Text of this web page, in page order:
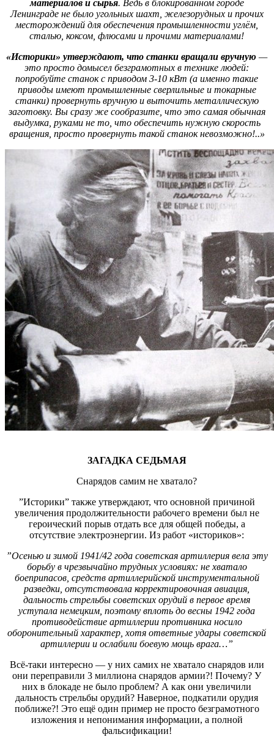
материалов и сырья. Ведь в блокированном городе
Ленинграде не было угольных шахт, железорудных и прочих
месторождений для обеспечения промышленности углём,
сталью, коксом, флюсами и прочими материалами!
«Историки» утверждают, что станки вращали вручную —
это просто домысел безграмотных в технике людей:
попробуйте станок с приводом 3-10 кВт (а именно такие
приводы имеют промышленные сверлильные и токарные
станки) провернуть вручную и выточить металлическую
заготовку. Вы сразу же сообразите, что это самая обычная
выдумка, руками не то, что обеспечить нужную скорость
вращения, просто провернуть такой станок невозможно!..»
ЗАГАДКА СЕДЬМАЯ
Снарядов самим не хватало?
”Историки” также утверждают, что основной причиной
увеличения продолжительности рабочего времени был не
героический порыв отдать все для общей победы, а
отсутствие электроэнергии. Из работ «историков»:
”Осенью и зимой 1941/42 года советская артиллерия вела эту
борьбу в чрезвычайно трудных условиях: не хватало
боеприпасов, средств артиллерийской инструментальной
разведки, отсутствовала корректировочная авиация,
дальность стрельбы советских орудий в первое время
уступала немецким, поэтому вплоть до весны 1942 года
противодействие артиллерии противника носило
оборонительный характер, хотя ответные удары советской
артиллерии и ослабили боевую мощь врага…”
Всё-таки интересно — у них самих не хватало снарядов или
они переправили 3 миллиона снарядов армии?! Почему? У
них в блокаде не было проблем? А как они увеличили
дальность стрельбы орудий? Наверное, подкатили орудия
поближе?! Это ещё один пример не просто безграмотного
изложения и непонимания информации, а полной
фальсификации!